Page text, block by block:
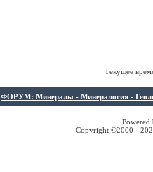
Текущее
ФОРУМ: Минералы - Минералогия -
Copyright ©2000 -